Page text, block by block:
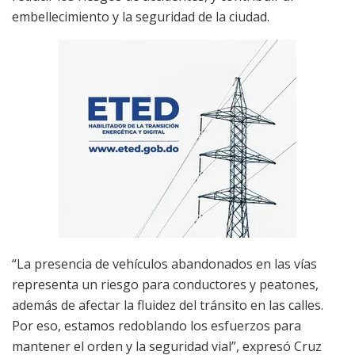
embellecimiento y la seguridad de la ciudad.
“La presencia de vehículos abandonados en las vías
representa un riesgo para conductores y peatones,
además de afectar la fluidez del tránsito en las calles.
Por eso, estamos redoblando los esfuerzos para
mantener el orden y la seguridad vial”, expresó Cruz